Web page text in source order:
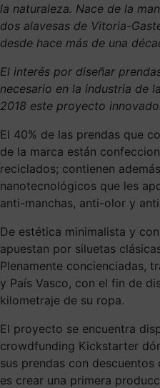
la naturaleza. Nace de la
dos alavesas de Vitoria-
desde hace más de una
El interés por diseñar
necesario en la industria de
2018 este proyecto
El 40% de las prendas que
de la marca están
reciclados; contienen
nanotecnológicos que les
anti-manchas, anti-olor y
De estética minimalista y
apuestan por siluetas
Plenamente concienciadas,
y País Vasco, con el fin de
kilometraje de su ropa.
El proyecto se encuentra
crowdfunding Kickstarter
sus prendas con
es crear una primera